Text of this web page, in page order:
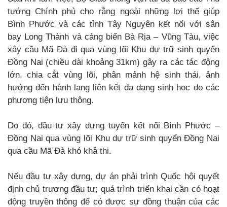
tướng Chính phủ cho rằng ngoài những lợi thế giúp
Bình Phước và các tỉnh Tây Nguyên kết nối với sân
bay Long Thành và cảng biển Bà Rịa – Vũng Tàu, việc
xây cầu Mã Đà đi qua vùng lõi Khu dự trữ sinh quyển
Đồng Nai (chiều dài khoảng 31km) gây ra các tác động
lớn, chia cắt vùng lõi, phân mảnh hệ sinh thái, ảnh
hưởng đến hành lang liên kết đa dạng sinh học do các
phương tiện lưu thông.
Do đó, đầu tư xây dựng tuyến kết nối Bình Phước –
Đồng Nai qua vùng lõi Khu dự trữ sinh quyển Đồng Nai
qua cầu Mã Đà khó khả thi.
Nếu đầu tư xây dựng, dự án phải trình Quốc hội quyết
định chủ trương đầu tư; quá trình triển khai cần có hoạt
động truyền thông để có được sự đồng thuận của các